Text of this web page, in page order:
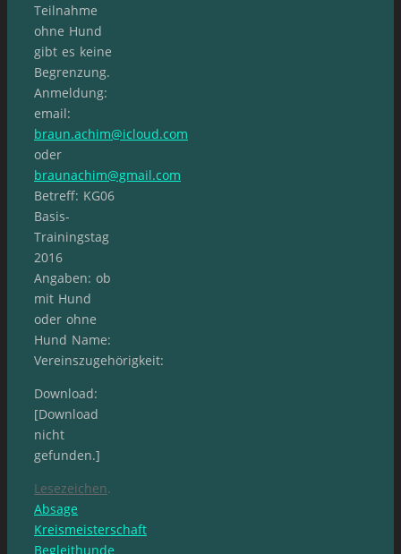
Teilnahme
ohne Hund
gibt es keine
Begrenzung.
Anmeldung:
email:
braun.achim@icloud.com
oder
braunachim@gmail.com
Betreff: KG06
Basis-
Trainingstag
2016
Angaben: ob
mit Hund
oder ohne
Hund Name:
Vereinszugehörigkeit:
Download:
[Download
nicht
gefunden.]
Lesezeichen.
Absage
Kreismeisterschaft
Begleithunde